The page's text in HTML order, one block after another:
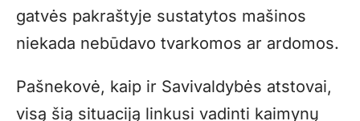
gatvės pakraštyje sustatytos mašinos
niekada nebūdavo tvarkomos ar ardomos.
Pašnekovė, kaip ir Savivaldybės atstovai,
visą šią situaciją linkusi vadinti kaimynų